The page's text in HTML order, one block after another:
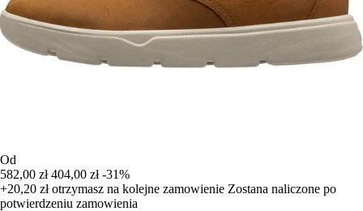
Od
582,00 zł 404,00 zł -31%
+20,20 złotrzymasz na kolejne zamowienie Zostana naliczone po
potwierdzeniu zamowienia